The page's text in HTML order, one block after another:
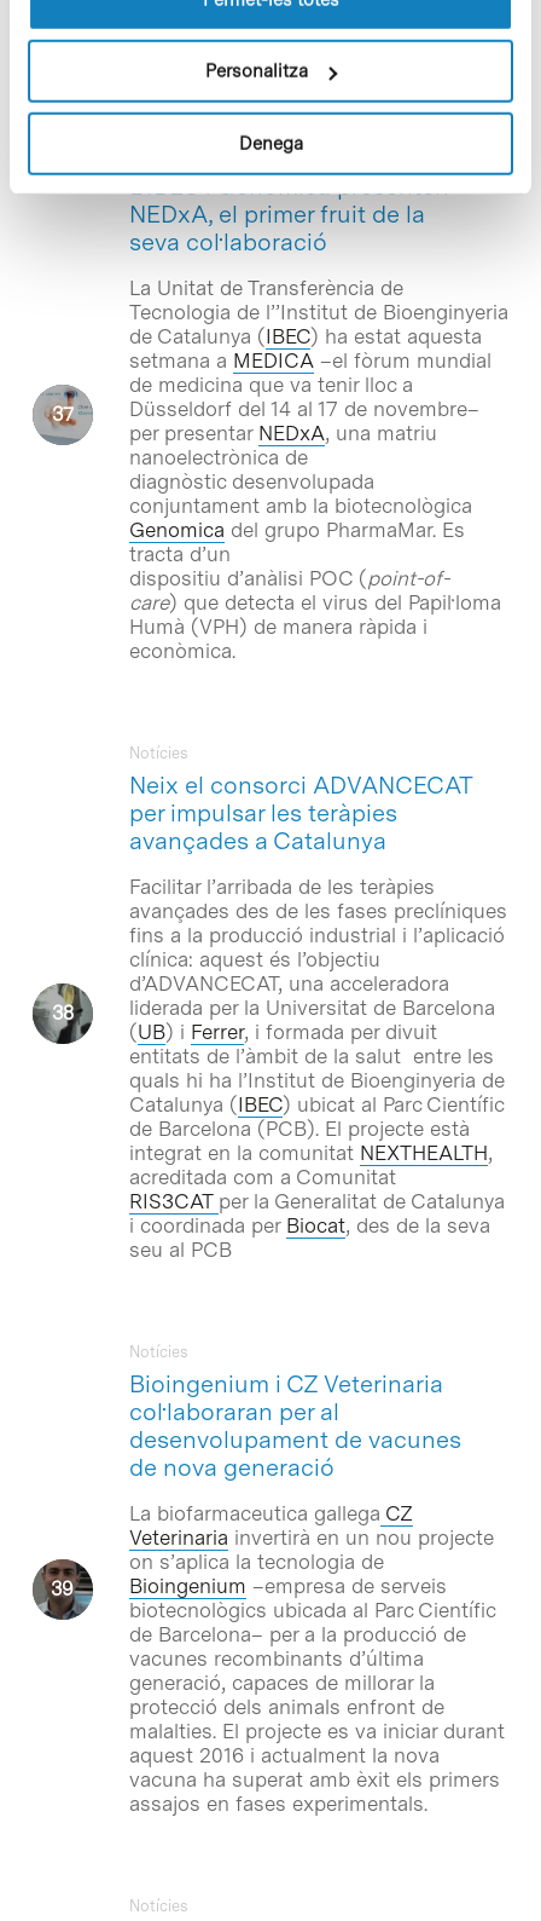
Personalitza
Denega
Recerca Biomèdica (IRB Barcelona) en
NEDxA, el primer fruit de la
seva col·laboració
La Unitat de Transferència de
Tecnologia de l’’Institut de Bioenginyeria
de Catalunya (IBEC) ha estat aquesta
setmana a MEDICA –el fòrum mundial
de medicina que va tenir lloc a
Düsseldorf del 14 al 17 de novembre–
per presentar NEDxA, una matriu
nanoelectrònica de
diagnòstic desenvolupada
conjuntament amb la biotecnològica
Genomica del grupo PharmaMar. Es
tracta d’un
dispositiu d’anàlisi POC (point-of-
care) que detecta el virus del Papil·loma
Humà (VPH) de manera ràpida i
econòmica.
Neix el consorci ADVANCECAT
per impulsar les teràpies
avançades a Catalunya
Notícies
Facilitar l’arribada de les teràpies
avançades des de les fases preclíniques
fins a la producció industrial i l’aplicació
clínica: aquest és l’objectiu
d’ADVANCECAT, una acceleradora
liderada per la Universitat de Barcelona
(UB) i Ferrer, i formada per divuit
entitats de l’àmbit de la salut entre les
quals hi ha l’Institut de Bioenginyeria de
Catalunya (IBEC) ubicat al Parc Científic
de Barcelona (PCB). El projecte està
integrat en la comunitat NEXTHEALTH,
acreditada com a Comunitat
RIS3CAT per la Generalitat de Catalunya
i coordinada per Biocat, des de la seva
seu al PCB
Bioingenium i CZ Veterinaria
col·laboraran per al
desenvolupament de vacunes
de nova generació
Notícies
La biofarmaceutica gallega CZ
Veterinaria invertirà en un nou projecte
on s’aplica la tecnologia de
Bioingenium –empresa de serveis
biotecnològics ubicada al Parc Científic
de Barcelona– per a la producció de
vacunes recombinants d’última
generació, capaces de millorar la
protecció dels animals enfront de
malalties. El projecte es va iniciar durant
aquest 2016 i actualment la nova
vacuna ha superat amb èxit els primers
assajos en fases experimentals.
Notícies